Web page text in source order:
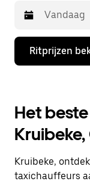
Druk
de
de
agenda
te
openen
een
datum
Ritprijzen
Het
Kruibeke,
taxichauffeurs